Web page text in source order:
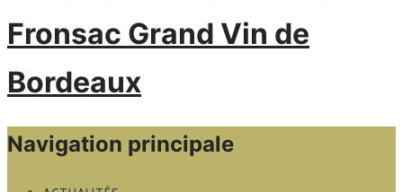
Navigation principale